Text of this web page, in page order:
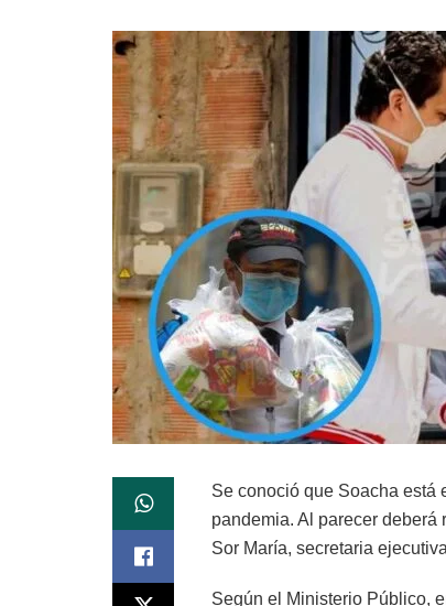
Se conoció que Soacha está
pandemia. Al parecer
Sor María, secretaria
Según el Ministerio Público,